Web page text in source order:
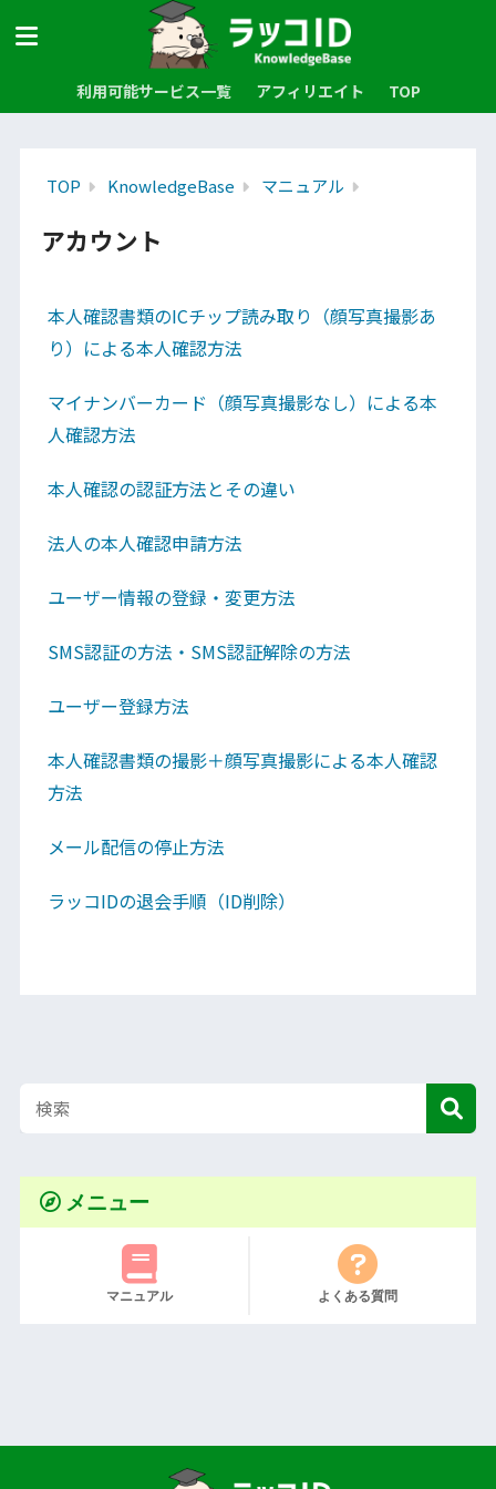
利用可能サービス一覧 アフィリエイト TOP
TOP KnowledgeBase マニュアル
アカウント
本人確認書類のICチップ読み取り（顔写真撮影あ
り）による本人確認方法
マイナンバーカード（顔写真撮影なし）による本
人確認方法
本人確認の認証方法とその違い
法人の本人確認申請方法
ユーザー情報の登録・変更方法
SMS認証の方法・SMS認証解除の方法
ユーザー登録方法
本人確認書類の撮影＋顔写真撮影による本人確認
方法
メール配信の停止方法
ラッコIDの退会手順（ID削除）
メニュー
マニュアル よくある質問